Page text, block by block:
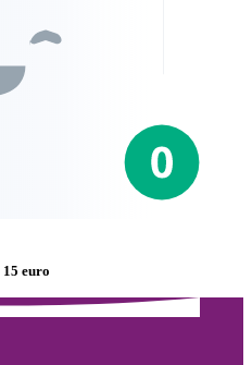
15 euro